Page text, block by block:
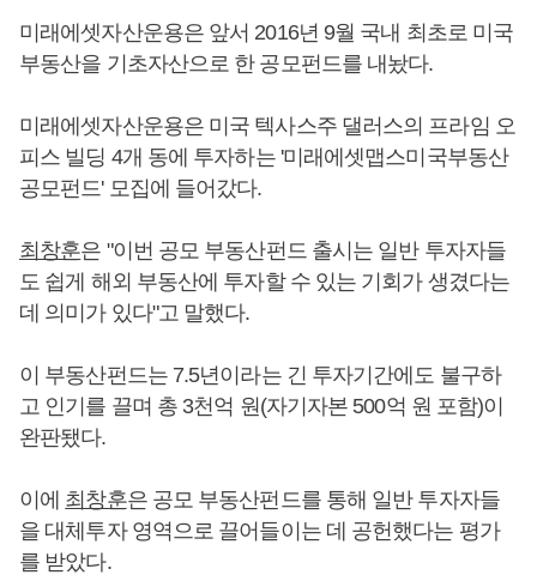
미래에셋자산운용은 앞서 2016년 9월 국내 최초로 미국
부동산을 기초자산으로 한 공모펀드를 내놨다.
미래에셋자산운용은 미국 텍사스주 댈러스의 프라임 오
피스 빌딩 4개 동에 투자하는 '미래에셋맵스미국부동산
공모펀드' 모집에 들어갔다.
최창훈은 "이번 공모 부동산펀드 출시는 일반 투자자들
도 쉽게 해외 부동산에 투자할 수 있는 기회가 생겼다는
데 의미가 있다"고 말했다.
이 부동산펀드는 7.5년이라는 긴 투자기간에도 불구하
고 인기를 끌며 총 3천억 원(자기자본 500억 원 포함)이
완판됐다.
이에 최창훈은 공모 부동산펀드를 통해 일반 투자자들
을 대체투자 영역으로 끌어들이는 데 공헌했다는 평가
를 받았다.